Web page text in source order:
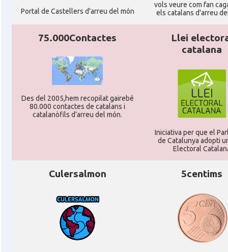
Consolat
Consolat Consolat general a Montpellier
Consolat Consolat general a Paris
Consolat general a Pau
Consolat Consolat general a Perpinyà
Consolat Consolat general a Strasbourg
Consolat general a Toulouse
Portal de Castellers d'arreu del món
vols veure com fan
els catalans d'arreu
75.000Contactes
Des del 2005,hem recopilat gairebé
80.000 contactes de catalans i
catalanòfils d'arreu del món.
Llei
catalana
Iniciativa per que el
de Catalunya adopti
Electoral
Culersalmon 5centims